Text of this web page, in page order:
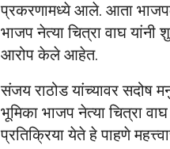
प्रकरणामध्ये आले. आता
भाजप नेत्या चित्रा वाघ
आरोप केले आहेत.
संजय राठोड यांच्यावर सदोष
भूमिका भाजप नेत्या चित्रा
प्रतिक्रिया येते हे पाहणे